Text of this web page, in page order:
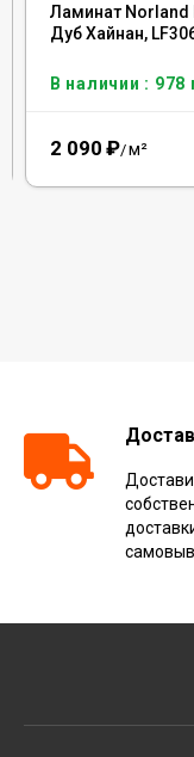
Ламинат Norland
Дуб Хайнан,
В наличии : 978
2 090 ₽/м²